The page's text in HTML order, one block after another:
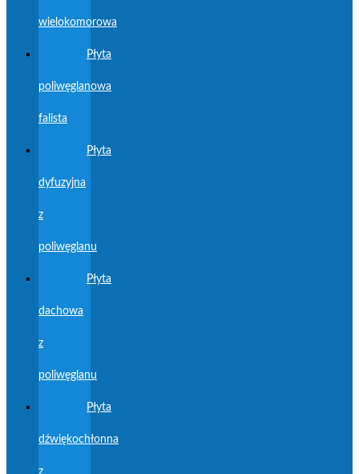
wielokomorowa
Płyta
poliwęglanowa
falista
Płyta
dyfuzyjna
z
poliwęglanu
Płyta
dachowa
z
poliwęglanu
Płyta
dźwiękochłonna
z